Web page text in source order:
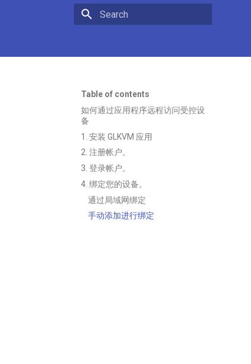
Table of contents
如何通过应用程序远程访问受控设
备
1. 安装 GLKVM 应用
2. 注册帐户。
3. 登录帐户。
4. 绑定您的设备。
通过局域网绑定
手动添加进行绑定